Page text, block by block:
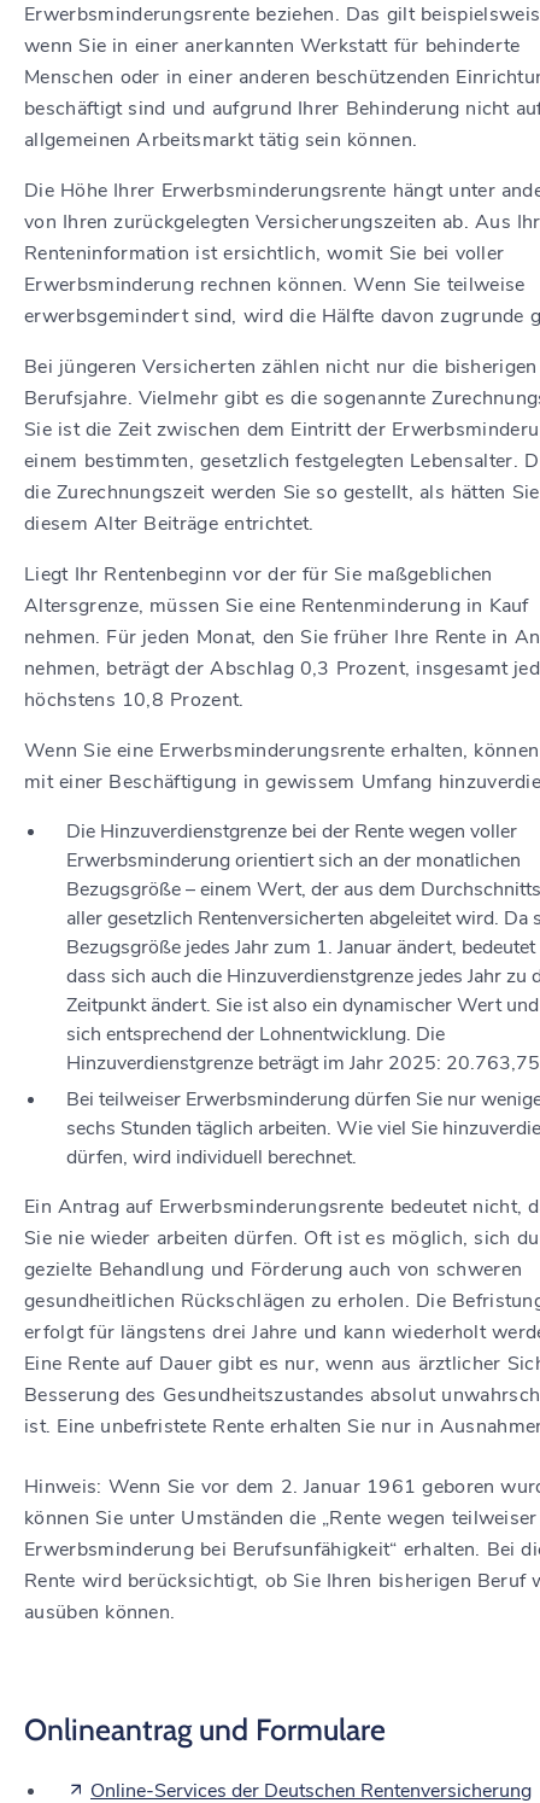
Erwerbsminderungsrente beziehen. Das gilt
wenn Sie in einer anerkannten Werkstatt für behinderte
Menschen oder in einer anderen beschützenden
beschäftigt sind und aufgrund Ihrer Behinderung nicht
allgemeinen Arbeitsmarkt tätig sein können.
Die Höhe Ihrer Erwerbsminderungsrente hängt unter
von Ihren zurückgelegten Versicherungszeiten ab. Aus
Renteninformation ist ersichtlich, womit Sie bei voller
Erwerbsminderung rechnen können. Wenn Sie teilweise
erwerbsgemindert sind, wird die Hälfte davon zugrunde
Bei jüngeren Versicherten zählen nicht nur die bisherigen
Berufsjahre. Vielmehr gibt es die sogenannte
Sie ist die Zeit zwischen dem Eintritt der
einem bestimmten, gesetzlich festgelegten Lebensalter.
die Zurechnungszeit werden Sie so gestellt, als hätten
diesem Alter Beiträge entrichtet.
Liegt Ihr Rentenbeginn vor der für Sie maßgeblichen
Altersgrenze, müssen Sie eine Rentenminderung in Kauf
nehmen. Für jeden Monat, den Sie früher Ihre Rente in
nehmen, beträgt der Abschlag 0,3 Prozent, insgesamt
höchstens 10,8 Prozent.
Wenn Sie eine Erwerbsminderungsrente erhalten,
mit einer Beschäftigung in gewissem Umfang
Die Hinzuverdienstgrenze bei der Rente wegen voller
Erwerbsminderung orientiert sich an der monatlichen
Bezugsgröße – einem Wert, der aus dem
aller gesetzlich Rentenversicherten abgeleitet wird. Da
Bezugsgröße jedes Jahr zum 1. Januar ändert, bedeutet
dass sich auch die Hinzuverdienstgrenze jedes Jahr zu
Zeitpunkt ändert. Sie ist also ein dynamischer Wert
sich entsprechend der Lohnentwicklung. Die
Hinzuverdienstgrenze beträgt im Jahr 2025:
Bei teilweiser Erwerbsminderung dürfen Sie nur
sechs Stunden täglich arbeiten. Wie viel Sie
dürfen, wird individuell berechnet.
Ein Antrag auf Erwerbsminderungsrente bedeutet nicht,
Sie nie wieder arbeiten dürfen. Oft ist es möglich, sich
gezielte Behandlung und Förderung auch von schweren
gesundheitlichen Rückschlägen zu erholen. Die
erfolgt für längstens drei Jahre und kann wiederholt
Eine Rente auf Dauer gibt es nur, wenn aus ärztlicher
Besserung des Gesundheitszustandes absolut
ist. Eine unbefristete Rente erhalten Sie nur in
Hinweis: Wenn Sie vor dem 2. Januar 1961 geboren
können Sie unter Umständen die „Rente wegen teilweiser
Erwerbsminderung bei Berufsunfähigkeit“ erhalten. Bei
Rente wird berücksichtigt, ob Sie Ihren bisherigen Beruf
ausüben können.
Onlineantrag und Formulare
Online-Services der Deutschen Rentenversicherung